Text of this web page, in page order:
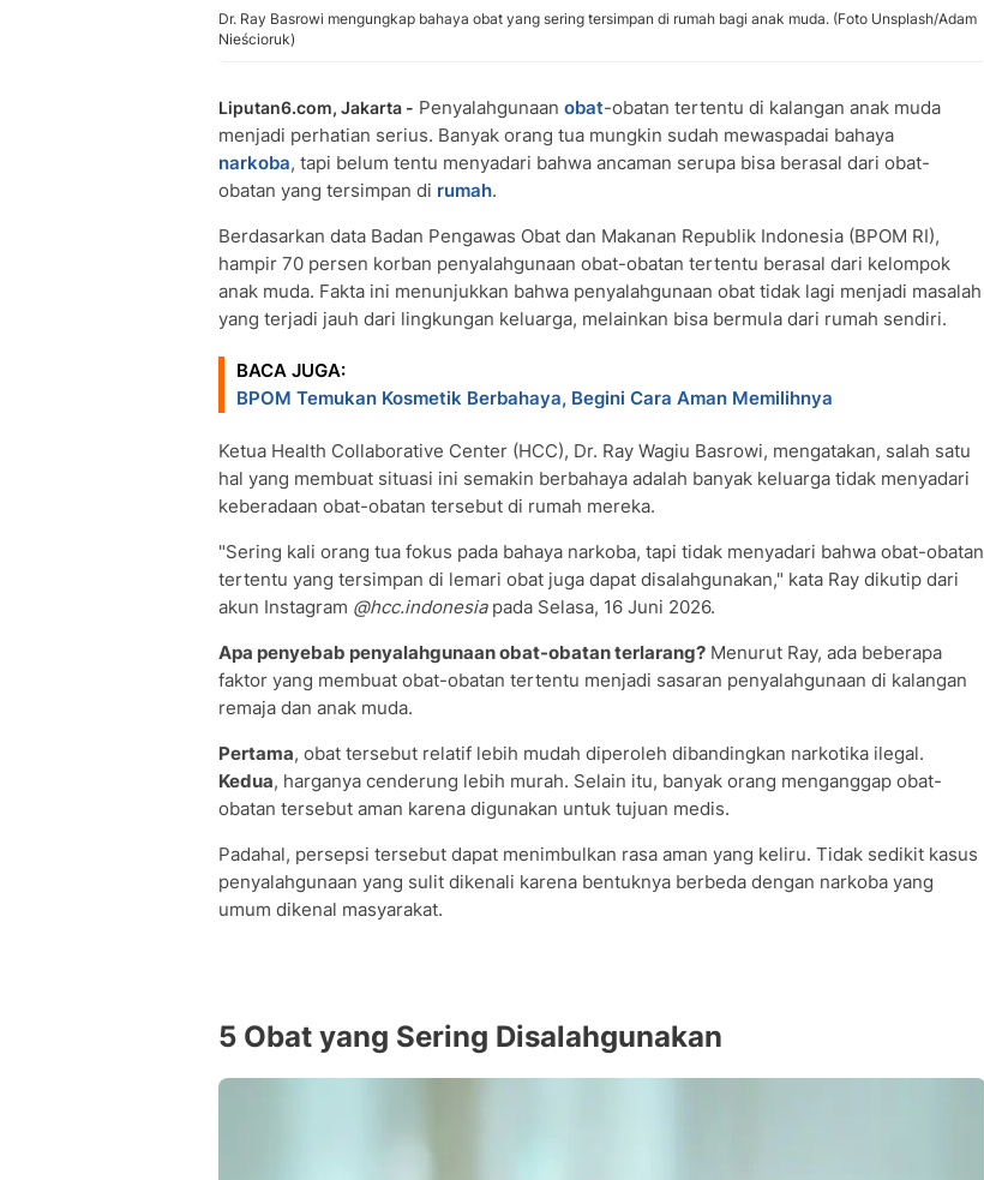
Dr. Ray Basrowi mengungkap bahaya obat yang sering tersimpan di rumah bagi anak muda. (Foto Unsplash/Adam
Nieścioruk)
Liputan6.com, Jakarta - Penyalahgunaan obat-obatan tertentu di kalangan anak muda
menjadi perhatian serius. Banyak orang tua mungkin sudah mewaspadai bahaya
narkoba, tapi belum tentu menyadari bahwa ancaman serupa bisa berasal dari obat-
obatan yang tersimpan di rumah.
Berdasarkan data Badan Pengawas Obat dan Makanan Republik Indonesia (BPOM RI),
hampir 70 persen korban penyalahgunaan obat-obatan tertentu berasal dari kelompok
anak muda. Fakta ini menunjukkan bahwa penyalahgunaan obat tidak lagi menjadi masalah
yang terjadi jauh dari lingkungan keluarga, melainkan bisa bermula dari rumah sendiri.
BACA JUGA:
BPOM Temukan Kosmetik Berbahaya, Begini Cara Aman Memilihnya
Ketua Health Collaborative Center (HCC), Dr. Ray Wagiu Basrowi, mengatakan, salah satu
hal yang membuat situasi ini semakin berbahaya adalah banyak keluarga tidak menyadari
keberadaan obat-obatan tersebut di rumah mereka.
"Sering kali orang tua fokus pada bahaya narkoba, tapi tidak menyadari bahwa obat-obatan
tertentu yang tersimpan di lemari obat juga dapat disalahgunakan," kata Ray dikutip dari
akun Instagram @hcc.indonesia pada Selasa, 16 Juni 2026.
Apa penyebab penyalahgunaan obat-obatan terlarang? Menurut Ray, ada beberapa
faktor yang membuat obat-obatan tertentu menjadi sasaran penyalahgunaan di kalangan
remaja dan anak muda.
Pertama, obat tersebut relatif lebih mudah diperoleh dibandingkan narkotika ilegal.
Kedua, harganya cenderung lebih murah. Selain itu, banyak orang menganggap obat-
obatan tersebut aman karena digunakan untuk tujuan medis.
Padahal, persepsi tersebut dapat menimbulkan rasa aman yang keliru. Tidak sedikit kasus
penyalahgunaan yang sulit dikenali karena bentuknya berbeda dengan narkoba yang
umum dikenal masyarakat.
5 Obat yang Sering Disalahgunakan